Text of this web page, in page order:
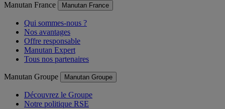
Manutan France Manutan France
Qui sommes-nous ?
Nos avantages
Offre responsable
Manutan Expert
Tous nos partenaires
Manutan Groupe Manutan Groupe
Découvrez le Groupe
Notre politique RSE